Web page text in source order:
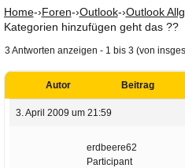
Home-›Foren-›Outlook-›Outlook
Kategorien hinzufügen geht das ??
3 Antworten anzeigen - 1 bis 3 (von
Autor Beitrag
3. April 2009 um 21:59
erdbeere62
Participant
kostenlos.
Der ständig aktuelle
Tipps zu Thema
bereithält!
Wie z.B. Outlook,
GMail, Thunderbird
KuNoMail, usw.